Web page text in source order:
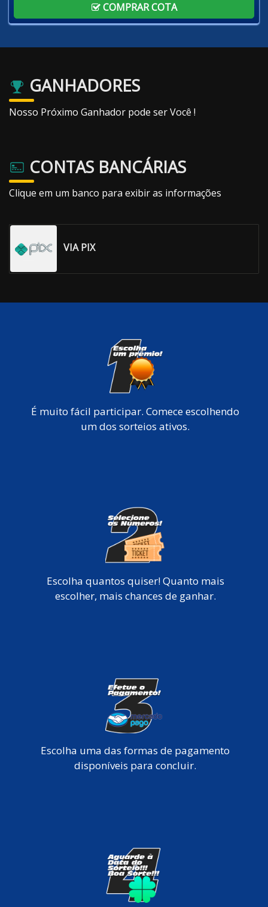
COMPRAR COTA
GANHADORES
Nosso Próximo Ganhador pode ser Você !
CONTAS BANCÁRIAS
Clique em um banco para exibir as informações
VIA PIX
É muito fácil participar. Comece escolhendo
um dos sorteios ativos.
Escolha quantos quiser! Quanto mais
escolher, mais chances de ganhar.
Escolha uma das formas de pagamento
disponíveis para concluir.